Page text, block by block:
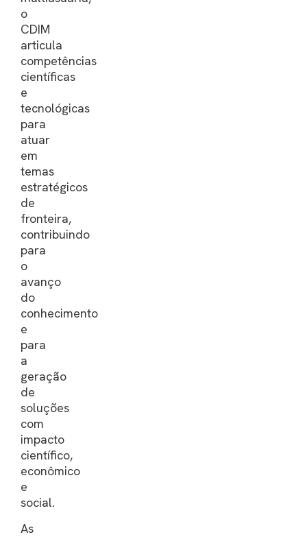
o
CDIM
articula
competências
científicas
e
tecnológicas
para
atuar
em
temas
estratégicos
de
fronteira,
contribuindo
para
o
avanço
do
conhecimento
e
para
a
geração
de
soluções
com
impacto
científico,
econômico
e
social.
As